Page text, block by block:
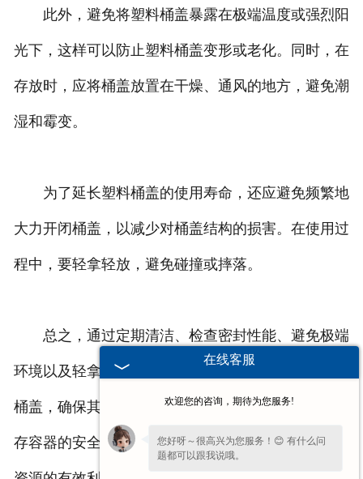
此外，避免将塑料桶盖暴露在极端温度或强烈阳
光下，这样可以防止塑料桶盖变形或老化。同时，在
存放时，应将桶盖放置在干燥、通风的地方，避免潮
湿和霉变。
为了延长塑料桶盖的使用寿命，还应避免频繁地
大力开闭桶盖，以减少对桶盖结构的损害。在使用过
程中，要轻拿轻放，避免碰撞或摔落。
总之，通过定期清洁、检查密封性能、避免极端
环境以及轻拿轻放等措施，我们可以有效地维护塑料
桶盖，确保其性能和使用寿命。这样不仅可以保证储
存容器的安全性和卫生性，还能降低更换成本，实现
在线客服
欢迎您的咨询，期待为您服务!
您好呀～很高兴为您服务！😊 有什么问
题都可以跟我说哦。